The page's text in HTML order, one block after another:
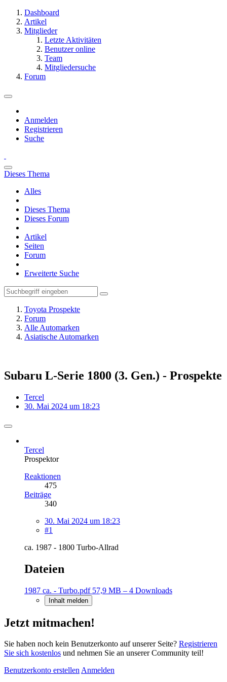
Dashboard
Artikel
Mitglieder
Letzte Aktivitäten
Benutzer online
Team
Mitgliedersuche
Forum
Anmelden
Registrieren
Suche
Dieses Thema
Alles
Dieses Thema
Dieses Forum
Artikel
Seiten
Forum
Erweiterte Suche
Toyota Prospekte
Forum
Alle Automarken
Asiatische Automarken
Subaru L-Serie 1800 (3. Gen.) - Prospekte
Tercel
30. Mai 2024 um 18:23
Tercel
Prospektor
Reaktionen
475
Beiträge
340
30. Mai 2024 um 18:23
#1
ca. 1987 - 1800 Turbo-Allrad
Dateien
1987 ca. - Turbo.pdf 57,9 MB – 4 Downloads
Inhalt melden
Jetzt mitmachen!
Sie haben noch kein Benutzerkonto auf unserer Seite? Registrieren
Sie sich kostenlos und nehmen Sie an unserer Community teil!
Benutzerkonto erstellenAnmelden